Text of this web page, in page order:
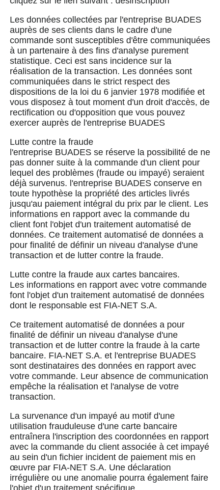
Les données collectées par l'entreprise BUADES
auprès de ses clients dans le cadre d'une
commande sont susceptibles d'être communiquées
à un partenaire à des fins d'analyse purement
statistique. Ceci est sans incidence sur la
réalisation de la transaction. Les données sont
communiquées dans le strict respect des
dispositions de la loi du 6 janvier 1978 modifiée et
vous disposez à tout moment d'un droit d'accès, de
rectification ou d'opposition que vous pouvez
exercer auprès de l'entreprise BUADES
Lutte contre la fraude
l'entreprise BUADES se réserve la possibilité de ne
pas donner suite à la commande d'un client pour
lequel des problèmes (fraude ou impayé) seraient
déjà survenus. l'entreprise BUADES conserve en
toute hypothèse la propriété des articles livrés
jusqu'au paiement intégral du prix par le client. Les
informations en rapport avec la commande du
client font l'objet d'un traitement automatisé de
données. Ce traitement automatisé de données a
pour finalité de définir un niveau d'analyse d'une
transaction et de lutter contre la fraude.
Lutte contre la fraude aux cartes bancaires.
Les informations en rapport avec votre commande
font l'objet d'un traitement automatisé de données
dont le responsable est FIA-NET S.A.
Ce traitement automatisé de données a pour
finalité de définir un niveau d'analyse d'une
transaction et de lutter contre la fraude à la carte
bancaire. FIA-NET S.A. et l'entreprise BUADES
sont destinataires des données en rapport avec
votre commande. Leur absence de communication
empêche la réalisation et l'analyse de votre
transaction.
La survenance d'un impayé au motif d'une
utilisation frauduleuse d'une carte bancaire
entraînera l'inscription des coordonnées en rapport
avec la commande du client associée à cet impayé
au sein d'un fichier incident de paiement mis en
œuvre par FIA-NET S.A. Une déclaration
irrégulière ou une anomalie pourra également faire